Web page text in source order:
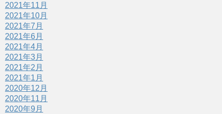
2021年11月
2021年10月
2021年7月
2021年6月
2021年4月
2021年3月
2021年2月
2021年1月
2020年12月
2020年11月
2020年9月